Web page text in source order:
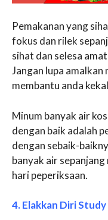
Pemakanan yang
fokus dan rilek
sihat dan selesa
Jangan lupa
membantu anda
Minum banyak air
dengan baik adalah
dengan sebaik-
banyak air
hari peperiksaan.
4. Elakkan Diri